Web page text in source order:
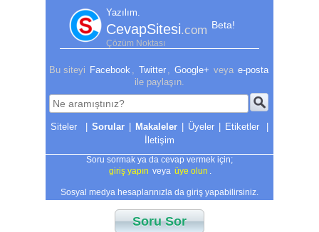
Yazılım.
CevapSitesi.com Beta!
Çözüm Noktası
Bu siteyi Facebook Twitter Google+ veya e-posta
ile paylaşın.
| Sorular | Makaleler | Üyeler | Etiketler
|
İletişim
Soru sormak ya da cevap vermek için;
giriş yapın veya üye olun
Sosyal medya hesaplarınızla da giriş yapabilirsiniz.
Soru Sor